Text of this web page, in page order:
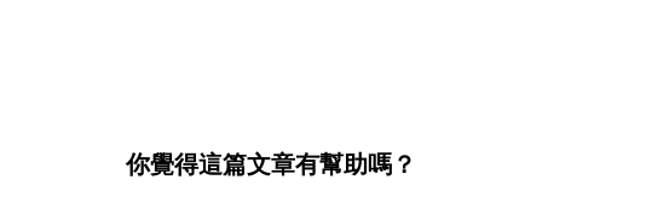
你覺得這篇文章有幫助嗎？